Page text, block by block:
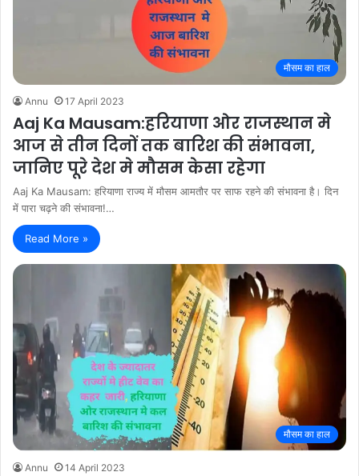
मौसम का हाल
Annu 17 April 2023
Aaj Ka Mausam:हरियाणा ओर राजस्थान मे
आज से तीन दिनों तक बारिश की संभावना,
जानिए पूरे देश मे मौसम केसा रहेगा
Aaj Ka Mausam: हरियाणा राज्य में मौसम आमतौर पर साफ रहने की संभावना है। दिन
में पारा चढ़ने की संभावना!…
Read More »
मौसम का हाल
Annu 14 April 2023